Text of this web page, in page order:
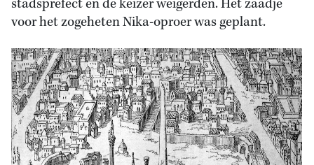
stadsprefect en de keizer weigerden. Het zaadje
voor het zogeheten Nika-oproer was geplant.